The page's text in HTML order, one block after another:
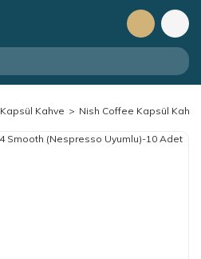
Kapsül Kahve Nish Coffee Kapsül